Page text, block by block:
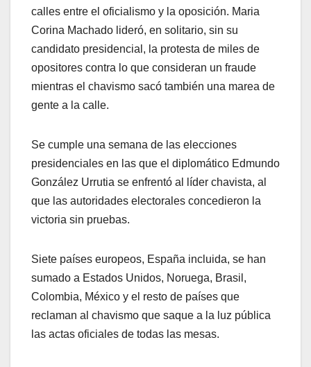
calles entre el oficialismo y la oposición. Maria
Corina Machado lideró, en solitario, sin su
candidato presidencial, la protesta de miles de
opositores contra lo que consideran un fraude
mientras el chavismo sacó también una marea de
gente a la calle.
Se cumple una semana de las elecciones
presidenciales en las que el diplomático Edmundo
González Urrutia se enfrentó al líder chavista, al
que las autoridades electorales concedieron la
victoria sin pruebas.
Siete países europeos, España incluida, se han
sumado a Estados Unidos, Noruega, Brasil,
Colombia, México y el resto de países que
reclaman al chavismo que saque a la luz pública
las actas oficiales de todas las mesas.